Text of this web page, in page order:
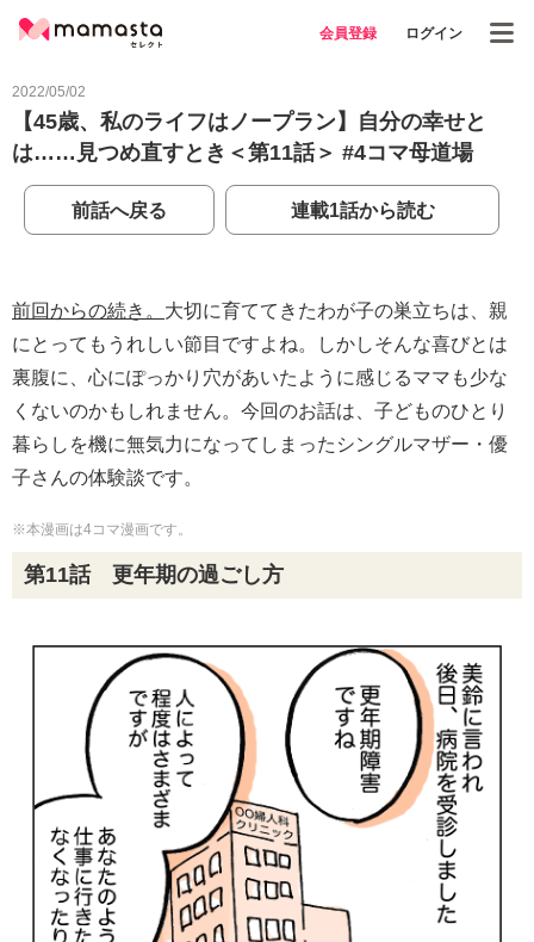
会員登録 ログイン
2022/05/02
【45歳、私のライフはノープラン】自分の幸せと
は……見つめ直すとき＜第11話＞ #4コマ母道場
前話へ戻る 連載1話から読む
前回からの続き。 大切に育ててきたわが子の巣立ちは、親
にとってもうれしい節目ですよね。しかしそんな喜びとは
裏腹に、心にぽっかり穴があいたように感じるママも少な
くないのかもしれません。今回のお話は、子どものひとり
暮らしを機に無気力になってしまったシングルマザー・優
子さんの体験談です。
※本漫画は4コマ漫画です。
第11話 更年期の過ごし方